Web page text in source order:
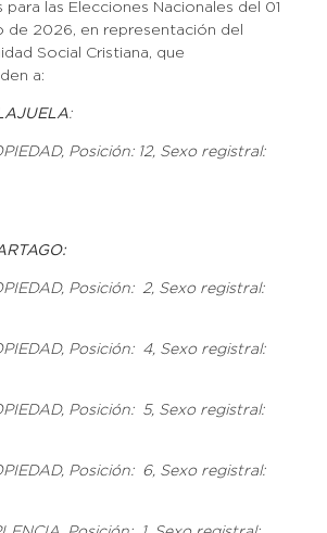
para las Elecciones Nacionales del 01
de 2026, en representación del
Social Cristiana, que
a:
:
Posición: 12, Sexo registral:
Posición: 2, Sexo registral:
Posición: 4, Sexo registral:
Posición: 5, Sexo registral:
Posición: 6, Sexo registral: